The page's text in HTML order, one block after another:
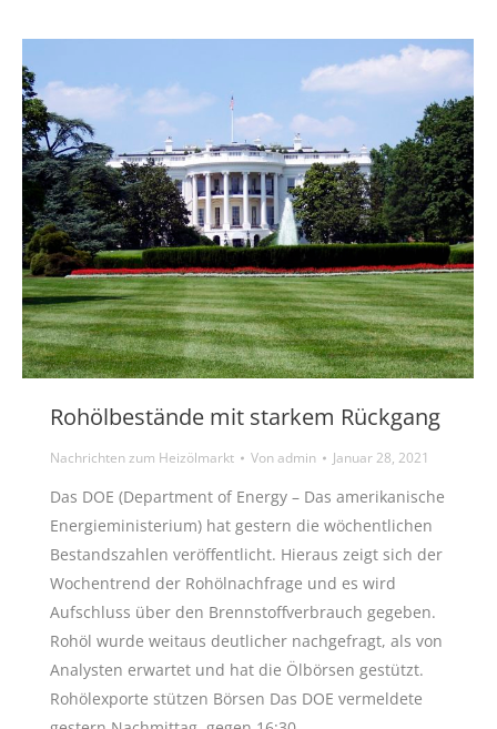
Rohölbestände mit starkem Rückgang
Nachrichten zum Heizölmarkt Vonadmin Januar 28, 2021
Das DOE (Department of Energy – Das amerikanische
Energieministerium) hat gestern die wöchentlichen
Bestandszahlen veröffentlicht. Hieraus zeigt sich der
Wochentrend der Rohölnachfrage und es wird
Aufschluss über den Brennstoffverbrauch gegeben.
Rohöl wurde weitaus deutlicher nachgefragt, als von
Analysten erwartet und hat die Ölbörsen gestützt.
Rohölexporte stützen Börsen Das DOE vermeldete